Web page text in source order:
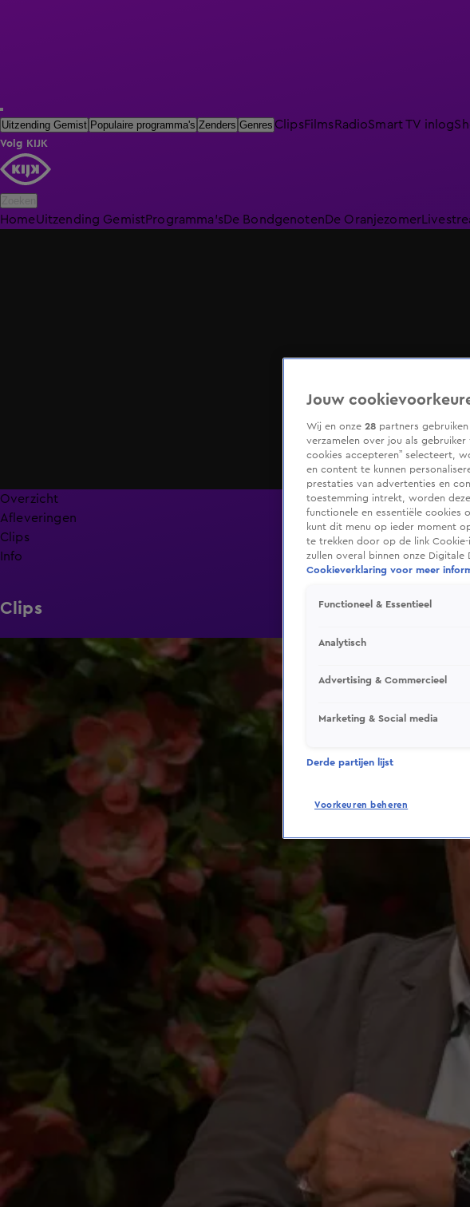
Uitzending Gemist Populaire programma's Zenders Genres ClipsFilmsRadioSmart TV inlog
Volg KIJK
HomeUitzending GemistProgramma'sDe BondgenotenDe Oranjezomer
Overzicht
Afleveringen
Clips
Info
Clips
Jouw
Wij en onze 28 partners
verzamelen over jou als
cookies accepteren” selecteert,
en content te kunnen
prestaties van advertenties en
toestemming intrekt, worden
functionele en essentiële cookies
kunt dit menu op ieder moment
te trekken door op de link
zullen overal binnen onze
Cookieverklaring voor meer
Functioneel & Essentieel
Analytisch
Advertising & Commercieel
Marketing & Social media
Derde partijen lijst
Voorkeuren beheren